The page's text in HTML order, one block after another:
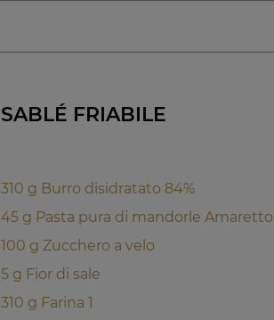
SABLÉ FRIABILE
310 g Burro disidratato 84%
45 g Pasta pura di mandorle Amaretto
100 g Zucchero a velo
5 g Fior di sale
310 g Farina 1